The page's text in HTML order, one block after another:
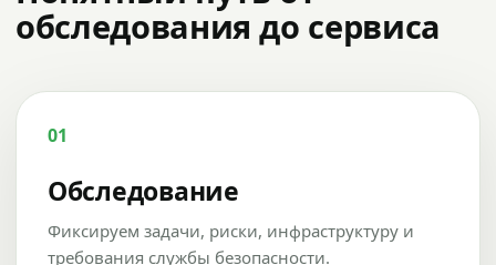
обследования до сервиса
01
Обследование
Фиксируем задачи, риски, инфраструктуру и
требования службы безопасности.